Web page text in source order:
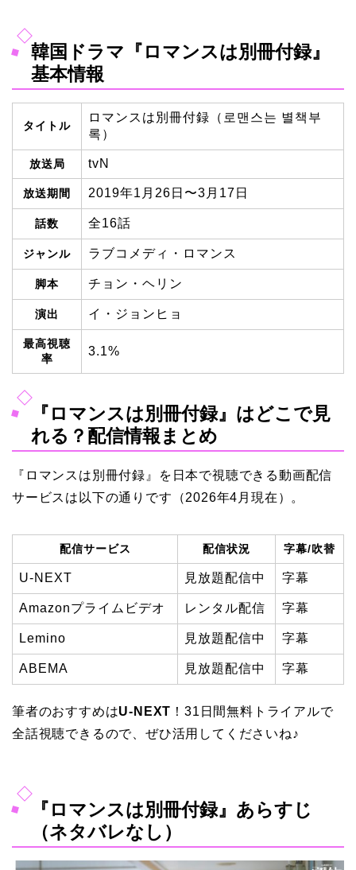
韓国ドラマ『ロマンスは別冊付録』
基本情報
タイトル
ロマンスは別冊付録（로맨스는 별책부
록）
放送局 tvN
放送期間 2019年1月26日〜3月17日
話数 全16話
ジャンル ラブコメディ・ロマンス
脚本 チョン・ヘリン
演出 イ・ジョンヒョ
最高視聴
率
3.1%
『ロマンスは別冊付録』はどこで見
れる？配信情報まとめ
『ロマンスは別冊付録』を日本で視聴できる動画配信
サービスは以下の通りです（2026年4月現在）。
配信サービス 配信状況 字幕/吹替
U-NEXT 見放題配信中 字幕
Amazonプライムビデオ レンタル配信 字幕
Lemino 見放題配信中 字幕
ABEMA 見放題配信中 字幕
筆者のおすすめはU-NEXT ！31日間無料トライアルで
全話視聴できるので、ぜひ活用してくださいね♪
『ロマンスは別冊付録』あらすじ
（ネタバレなし）